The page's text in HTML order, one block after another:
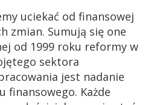
uciekać od finansowej
zmian. Sumują się one
od 1999 roku reformy w
sektora
jest nadanie
finansowego. Każde